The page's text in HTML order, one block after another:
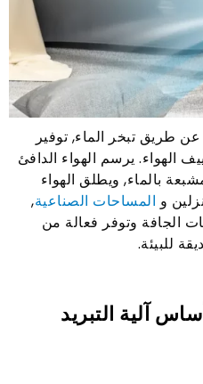
عن طريق تبخر الماء, توفير
الهواء. يرسم الهواء الدافئ
بالماء, ويطلق الهواء
و المساحات الصناعية,
الجافة وتوفر فعالة من
للبيئة.
آلية التبريد